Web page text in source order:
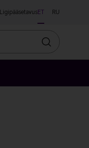
LigipääsetavusET RU
Otsin